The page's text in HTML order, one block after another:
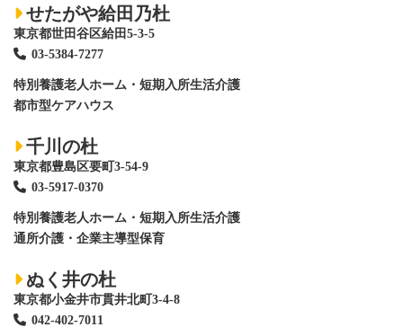
せたがや給田乃杜
東京都世田谷区給田5-3-5
03-5384-7277
特別養護老人ホーム ・短期入所生活介護
都市型ケアハウス
千川の杜
東京都豊島区要町3-54-9
03-5917-0370
特別養護老人ホーム ・短期入所生活介護
通所介護・企業主導型保育
ぬく井の杜
東京都小金井市貫井北町3-4-8
042-402-7011